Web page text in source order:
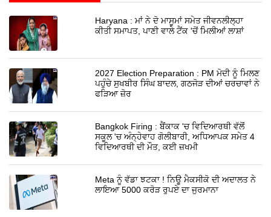
Haryana : ਮਾਂ ਨੇ ਦੋ ਮਾਸੂਮਾਂ ਸਮੇਤ ਜੀਵਨਲੀਲ੍ਹਾ
ਕੀਤੀ ਸਮਾਪਤ, ਪਾਣੀ ਵਾਲੇ ਟੈਂਕ 'ਚੋਂ ਮਿਲੀਆਂ ਲਾਸ਼ਾਂ
2027 Election Preparation : PM ਮੋਦੀ ਨੂੰ ਮਿਲਣ
ਪਹੁੰਚੇ ਸੁਖਬੀਰ ਸਿੰਘ ਬਾਦਲ, ਗਠਜੋੜ ਦੀਆਂ ਚਰਚਾਵਾਂ ਨੇ
ਫੜਿਆ ਜ਼ੋਰ
Bangkok Firing : ਬੈਂਕਾਕ 'ਚ ਵਿਦਿਆਰਥੀ ਵੱਲੋਂ
ਸਕੂਲ 'ਚ ਅੰਨ੍ਹੇਵਾਹ ਗੋਲੀਬਾਰੀ, ਅਧਿਆਪਕ ਸਮੇਤ 4
ਵਿਦਿਆਰਥੀ ਦੀ ਮੌਤ, ਕਈ ਜ਼ਖਮੀ
Meta ਨੂੰ ਵੱਡਾ ਝਟਕਾ ! ਨਿਊ ਮੈਕਸੀਕੋ ਦੀ ਅਦਾਲਤ ਨੇ
ਲਾਇਆ 5000 ਕਰੋੜ ਰੁਪਏ ਦਾ ਜੁਰਮਾਨਾ